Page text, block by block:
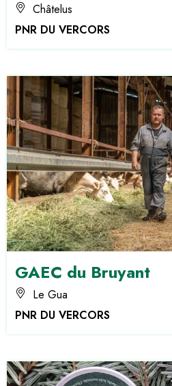
Châtelus
PNR DU VERCORS
GAEC du Bruyant
Le Gua
PNR DU VERCORS